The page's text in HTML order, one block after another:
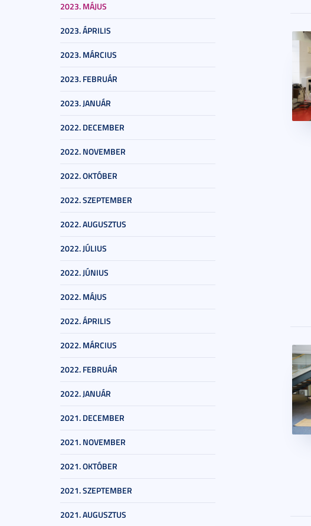
2023. MÁJUS
2023. ÁPRILIS
2023. MÁRCIUS
2023. FEBRUÁR
2023. JANUÁR
2022. DECEMBER
2022. NOVEMBER
2022. OKTÓBER
2022. SZEPTEMBER
2022. AUGUSZTUS
2022. JÚLIUS
2022. JÚNIUS
2022. MÁJUS
2022. ÁPRILIS
2022. MÁRCIUS
2022. FEBRUÁR
2022. JANUÁR
2021. DECEMBER
2021. NOVEMBER
2021. OKTÓBER
2021. SZEPTEMBER
2021. AUGUSZTUS